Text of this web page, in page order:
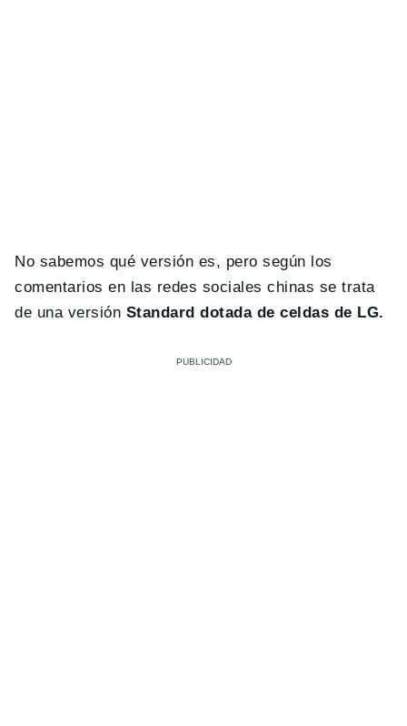
No sabemos qué versión es, pero según los
comentarios en las redes sociales chinas se trata
de una versión Standard dotada de celdas de LG.